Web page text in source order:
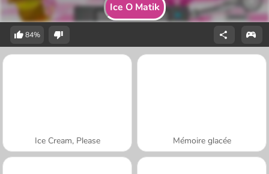
Ice O Matik
84%
Ice Cream, Please Mémoire glacée